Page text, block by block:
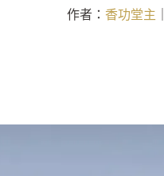
作者： 香功堂主